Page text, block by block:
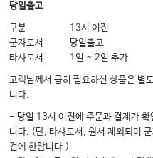
당일출고
구분 13시 이전
군자도서
당일출고
타사도서
1일 ~ 2일 추가
고객님께서 급히 필요하신 상품은 별
니다.
- 당일 13시 이전에 주문과 결제가
니다. (단, 타사도서, 원서 제외되며
건에 한합니다.)